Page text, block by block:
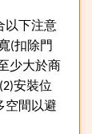
以下注意
(扣除門
少大於商
(2)安裝位
空間以避